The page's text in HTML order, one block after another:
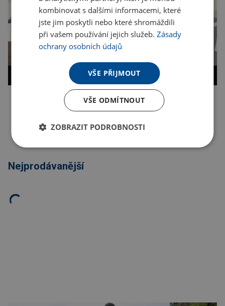
Kopírovat odkaz
Nejprodávanější
kombinovat s dalšími informacemi, které
jste jim poskytli nebo které shromáždili
při vašem používání jejich služeb.Zásady
ochrany osobních údajů
VŠE PŘIJMOUT
VŠE ODMÍTNOUT
ZOBRAZIT PODROBNOSTI